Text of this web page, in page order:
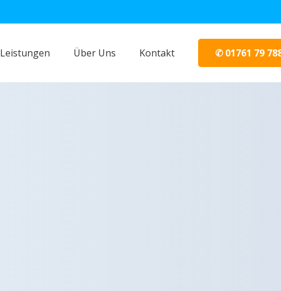
Leistungen Über Uns Kontakt ✆ 01761 79